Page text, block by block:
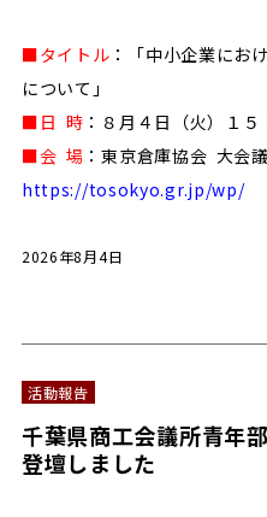
■タイトル ：「中小企業にお
について」
■日 時 ：８月４日（火）１
■会 場 ：東京倉庫協会 大会
https://tosokyo.gr.jp/wp/
2026年8月4日
活動報告
千葉県商工会議所青年
登壇しました